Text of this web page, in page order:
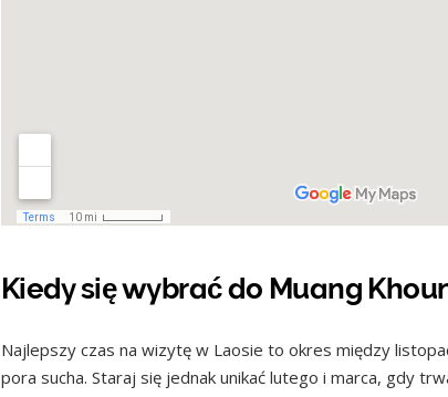
Kiedy się wybrać do Muang
Najlepszy czas na wizytę w Laosie to okres między
pora sucha. Staraj się jednak unikać lutego i marca, gdy